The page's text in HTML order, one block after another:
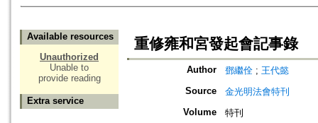
Available resources
Unauthorized
Unable to
provide reading
Extra service
重修雍和宮發起會記事錄
Author 鄧繼佺 ; 王代懿
Source
金光明法會特刊
Volume
特刊